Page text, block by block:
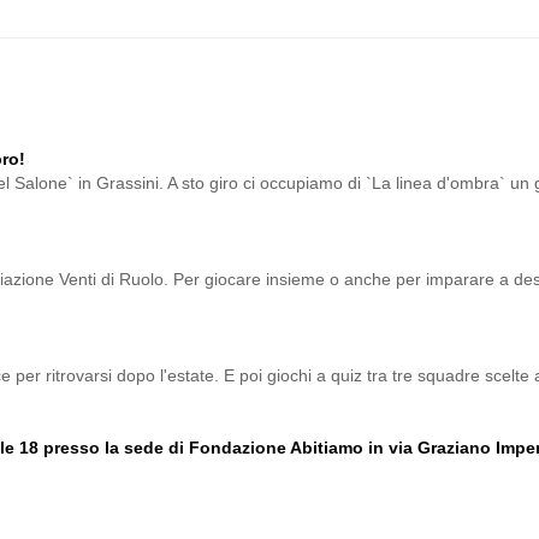
Salone` in Grassini. A sto giro ci occupiamo di `La linea d'ombra`
Venti di Ruolo. Per giocare insieme o anche per imparare a
per ritrovarsi dopo l'estate. E poi giochi a quiz tra tre squadre scelte
18 presso la sede di Fondazione Abitiamo in via Graziano